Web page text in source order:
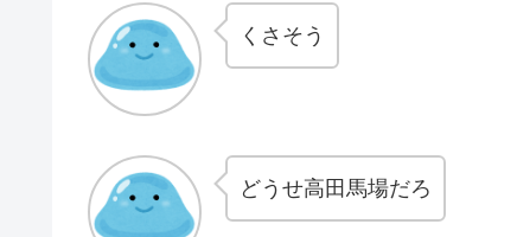
くさそう
どうせ高田馬場だろ